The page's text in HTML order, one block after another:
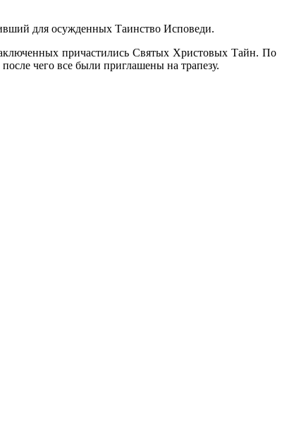
для осужденных Таинство Исповеди.
причастились Святых Христовых Тайн. По
чего все были приглашены на трапезу.